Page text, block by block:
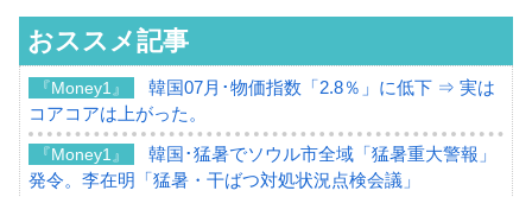
おススメ記事
『Money1』
韓国07月･物価指数「2.8％」に低下 ⇒ 実は
コアコアは上がった。
『Money1』
韓国･猛暑でソウル市全域「猛暑重大警報」
発令。李在明「猛暑・干ばつ対処状況点検会議」